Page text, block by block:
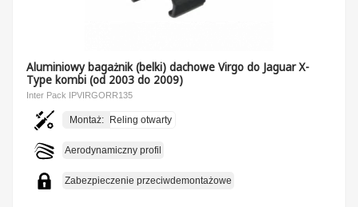
Aluminiowy bagażnik (belki) dachowe Virgo do Jaguar X-
Type kombi (od 2003 do 2009)
Inter Pack IPVIRGORR135
Montaż: Reling otwarty
Aerodynamiczny profil
Zabezpieczenie przeciwdemontażowe